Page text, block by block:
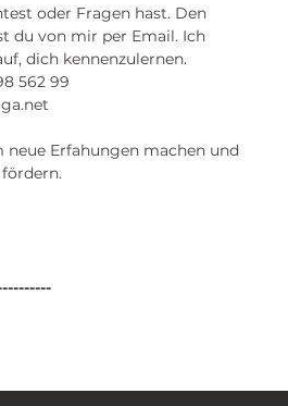
oder Fragen hast. Den
du von mir per Email. Ich
dich kennenzulernen.
562 99
neue Erfahungen machen und